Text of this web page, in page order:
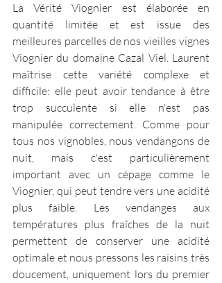
La Vérité Viognier est élaborée en
quantité limitée et est issue des
meilleures parcelles de nos vieilles vignes
Viognier du domaine Cazal Viel. Laurent
maîtrise cette variété complexe et
difficile: elle peut avoir tendance à être
trop succulente si elle n'est pas
manipulée correctement. Comme pour
tous nos vignobles, nous vendangons de
nuit, mais c'est particulièrement
important avec un cépage comme le
Viognier, qui peut tendre vers une acidité
plus faible. Les vendanges aux
températures plus fraîches de la nuit
permettent de conserver une acidité
optimale et nous pressons les raisins très
doucement, uniquement lors du premier